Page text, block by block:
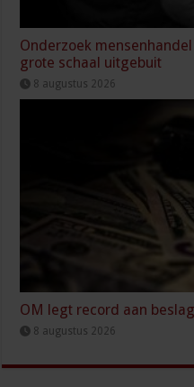
Onderzoek
grote schaal uitgebuit
8 augustus 2026
OM legt record aan
8 augustus 2026